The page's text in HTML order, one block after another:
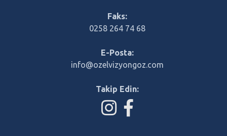
Faks:
0258 264 74 68
E-Posta:
info@ozelvizyongoz.com
Takip Edin: